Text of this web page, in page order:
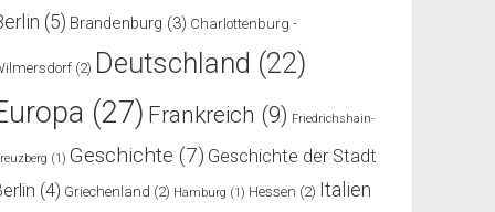
(5) Brandenburg (3) Charlottenburg -
(2) Deutschland (22)
(27) Frankreich (9) Friedrichshain-
(1) Geschichte (7) Geschichte der Stadt
(4) Griechenland (2) Hamburg (1) Hessen (2) Italien